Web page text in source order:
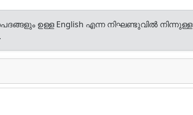
ഉള്ള English എന്ന നിഘണ്ടുവിൽ നിന്നുള്ള